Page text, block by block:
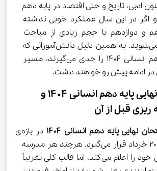
ادبی، تاریخ و حتی اقتصاد در پایه دهم
و اگر در این سال عملکرد خوبی نداشته
و دوازدهم با حجم زیادی از مباحث
پیچیده روبه‌رو می‌شوید. به همین دلیل دانش‌آموزانی که
امتحان نهایی دهم انسانی ۱۴۰۴ را جدی می‌گیرند، مسیر
در ادامه پیش رو خواهند داشت.
زمان امتحان نهایی پایه دهم انسانی ۱۴۰۴ و
ریزی قبل از آن
نهایی پایه دهم انسانی ۱۴۰۴
در بازه‌ی
۲۵ اردیبهشت تا ۲۰ خرداد قرار می‌گیرد. هرچند هر مدرسه
برنامه مخصوص خود را اعلام می‌کند، اما قالب کلی تقریباً